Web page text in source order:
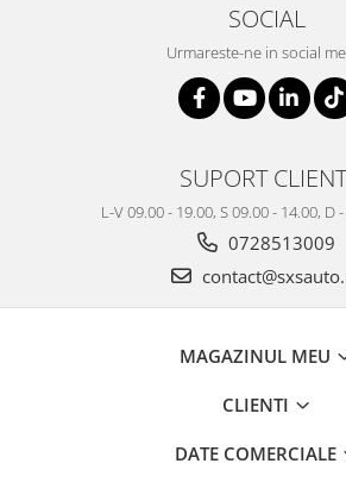
SOCIAL
Urmareste-ne in social
SUPORT
L-V 09.00 - 19.00, S 09.00 - 14.00, D
0728513009
MAGAZINUL MEU
CLIENTI
DATE COMERCIALE